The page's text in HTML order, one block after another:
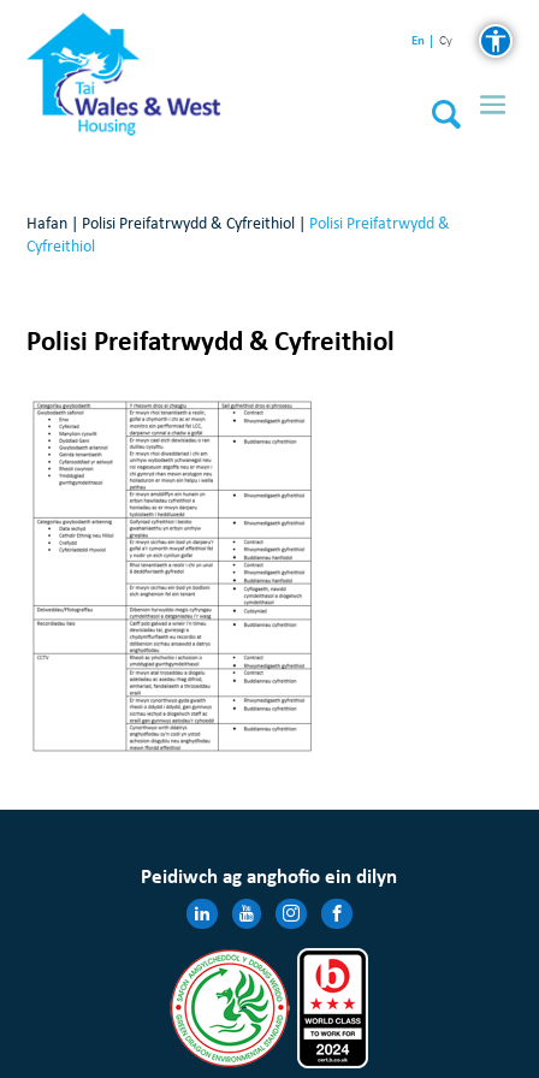
En Cy
Hafan | Polisi Preifatrwydd & Cyfreithiol | Polisi Preifatrwydd &
Cyfreithiol
Polisi Preifatrwydd & Cyfreithiol
Peidiwch ag anghofio ein dilyn